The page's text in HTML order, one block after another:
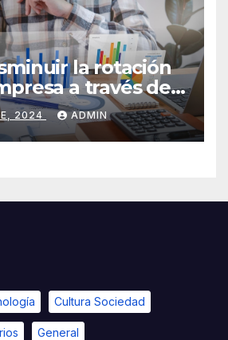
la rotación
a través de
2024 ADMIN
Cultura Sociedad
General